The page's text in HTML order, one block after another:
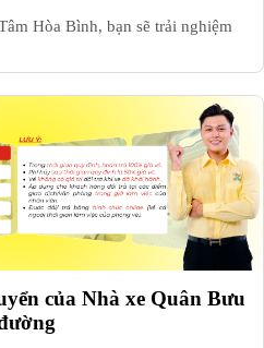
Hòa Bình, bạn sẽ trải nghiệm
của Nhà xe Quân Bưu